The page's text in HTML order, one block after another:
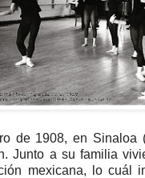
de 1908, en Sinaloa
Junto a su familia
mexicana, lo cuál